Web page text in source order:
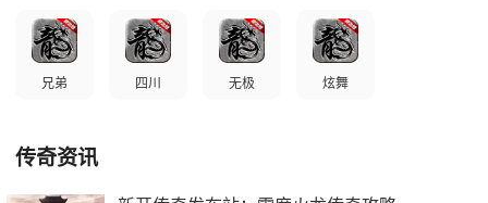
兄弟 四川 无极 炫舞
传奇资讯